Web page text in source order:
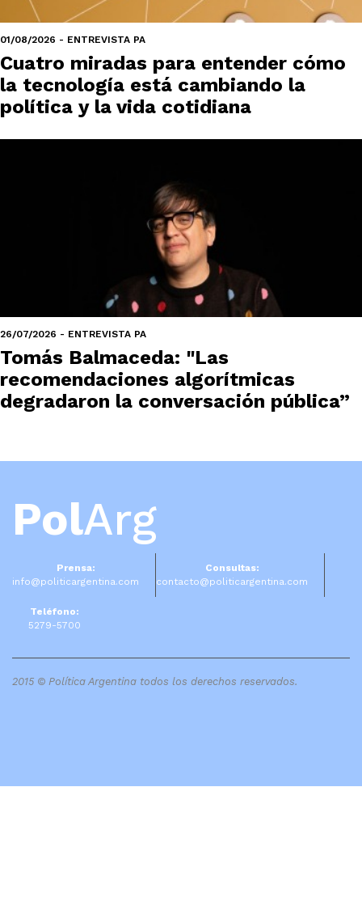
01/08/2026 - ENTREVISTA PA
Cuatro miradas para entender cómo
la tecnología está cambiando la
política y la vida cotidiana
26/07/2026 - ENTREVISTA PA
Tomás Balmaceda: "Las
recomendaciones algorítmicas
degradaron la conversación pública”
PolArg
Prensa:
info@politicargentina.com
Consultas:
contacto@politicargentina.com
Teléfono:
5279-5700
2015 © Política Argentina todos los derechos reservados.